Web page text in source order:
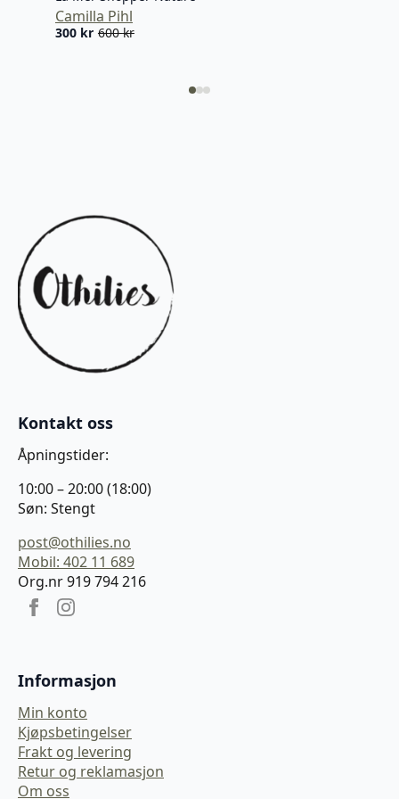
Camilla Pihl
600kr
Opprinnelig
300 kr
Nåværende
Kontakt oss
Åpningstider:
10:00 – 20:00 (18:00)
Søn: Stengt
post@othilies.no
Mobil: 402 11 689
Org.nr 919 794 216
Informasjon
Min konto
Kjøpsbetingelser
Frakt og levering
Retur og reklamasjon
Om oss